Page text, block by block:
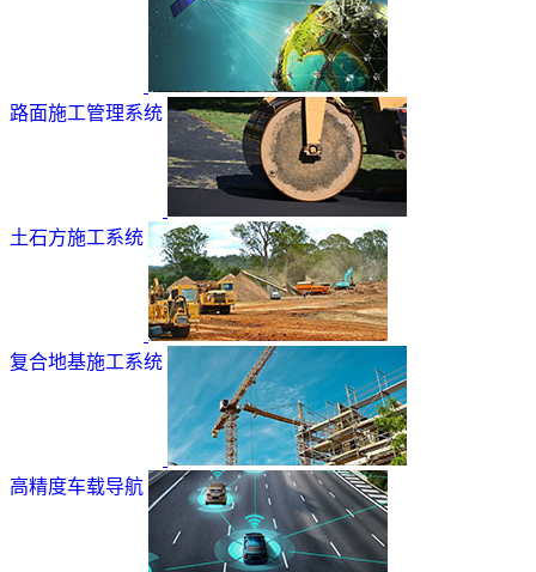
路面施工管理系统
土石方施工系统
复合地基施工系统
高精度车载导航